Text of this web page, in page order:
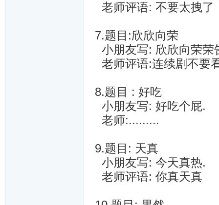
老师评语: 不要太拽了
7.题目:欣欣向荣
小朋友写: 欣欣向荣荣
老师评语:连续剧不要
8.题目 : 好吃
小朋友写: 好吃个屁.
老师:.........
9.题目: 天真
小朋友写: 今天真热.
老师评语: 你真天真